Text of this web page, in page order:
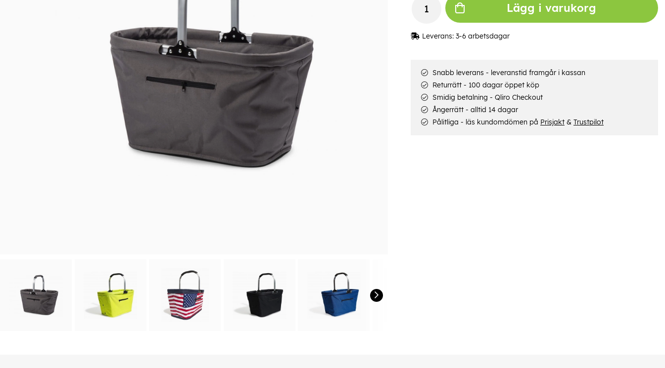
Lägg i varukorg
Leverans: 3-6 arbetsdagar
Snabb leverans - leveranstid framgår i kassan
Returrätt - 100 dagar öppet köp
Smidig betalning - Qliro Checkout
Ångerrätt - alltid 14 dagar
Pålitliga - läs kundomdömen på Prisjakt& Trustpilot